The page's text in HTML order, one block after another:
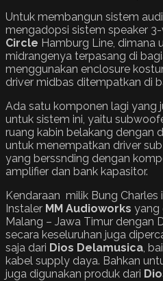
Untuk membangun sistem
mengadopsi sistem speaker
Circle Hamburg Line, dimana
midrangenya terpasang di
menggunakan enclosure
driver midbas ditempatkan di
Ada satu komponen lagi yang
untuk sistem ini, yaitu
ruang kabin belakang dengan
untuk menempatkan driver sub
yang berssnding dengan
amplifier dan bank kapasitor.
Kendaraan milik Bung Charles
Instaler MM Audioworks yang
Malang – Jawa Timur dengan
secara keseluruhan juga
saja dari Dios Delamusica ,
kabel supply daya. Bahkan
juga digunakan produk dari